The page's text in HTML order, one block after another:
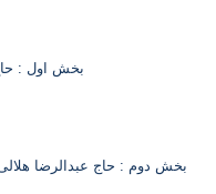
بخش اول :
بخش دوم : حاج عبدالرضا